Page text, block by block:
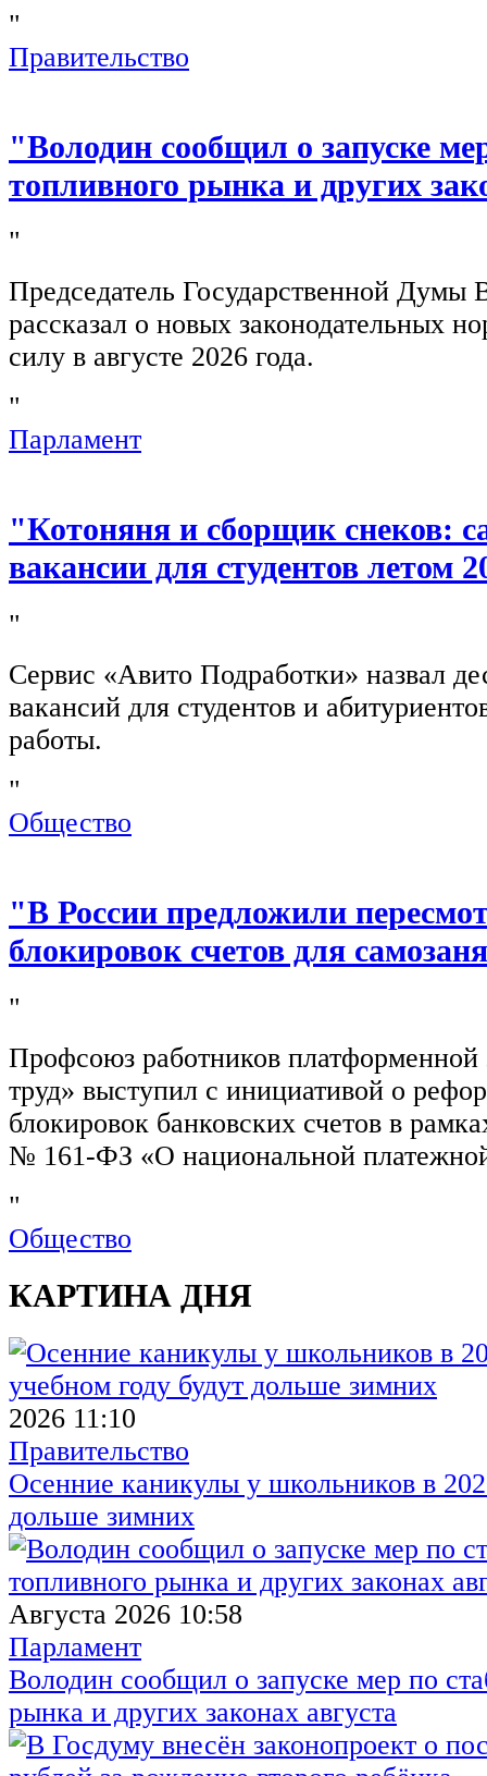
"
Правительство
"Володин сообщил о запуске
топливного рынка и других
"
Председатель Государственной Думы
рассказал о новых законодательных
силу в августе 2026 года.
"
Парламент
"Котоняня и сборщик снеков:
вакансии для студентов летом
"
Сервис «Авито Подработки» назвал
вакансий для студентов и
работы.
"
Общество
"В России предложили
блокировок счетов для
"
Профсоюз работников
труд» выступил с инициативой о
блокировок банковских счетов в
№ 161-ФЗ «О национальной
"
Общество
КАРТИНА ДНЯ
2026 11:10
Правительство
Осенние каникулы у школьников в
дольше зимних
Августа 2026 10:58
Парламент
Володин сообщил о запуске мер по
рынка и других законах августа